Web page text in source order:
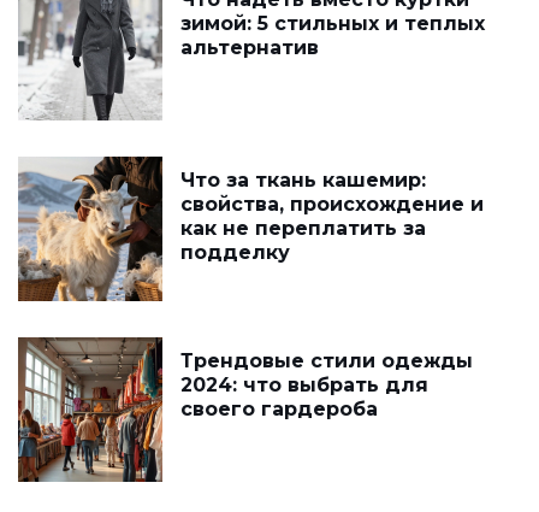
зимой: 5 стильных и теплых
альтернатив
Что за ткань кашемир:
свойства, происхождение и
как не переплатить за
подделку
Трендовые стили одежды
2024: что выбрать для
своего гардероба